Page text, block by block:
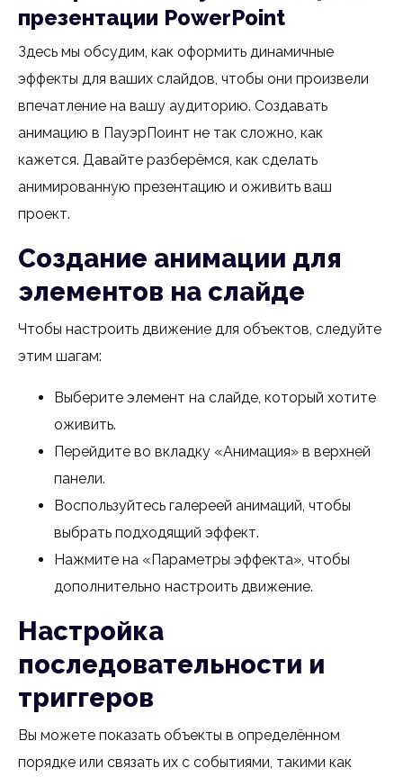
презентации PowerPoint
Здесь мы обсудим, как оформить динамичные
эффекты для ваших слайдов, чтобы они произвели
впечатление на вашу аудиторию. Создавать
анимацию в ПауэрПоинт не так сложно, как
кажется. Давайте разберёмся, как сделать
анимированную презентацию и оживить ваш
проект.
Создание анимации для
элементов на слайде
Чтобы настроить движение для объектов, следуйте
этим шагам:
Выберите элемент на слайде, который хотите
оживить.
Перейдите во вкладку «Анимация» в верхней
панели.
Воспользуйтесь галереей анимаций, чтобы
выбрать подходящий эффект.
Нажмите на «Параметры эффекта», чтобы
дополнительно настроить движение.
Настройка
последовательности и
триггеров
Вы можете показать объекты в определённом
порядке или связать их с событиями, такими как